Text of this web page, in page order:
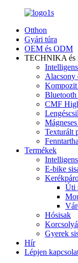
Otthon
Gyári túra
OEM és ODM
TECHNIKA és
Alacsony
Kompozit
Bluetooth
CMF
Texturált
Termékek
E-bike
Úti
Hósisak
Gyerek
Hír
Lépjen